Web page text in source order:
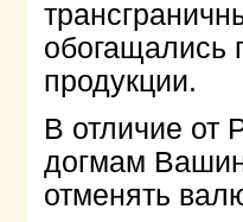
обогащались
продукции.
В отличие от
догмам
отменять